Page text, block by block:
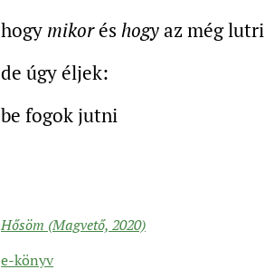
hogy mikorés hogyaz még lutri
de úgy éljek:
be fogok jutni
Hősöm (Magvető, 2020)
e-könyv